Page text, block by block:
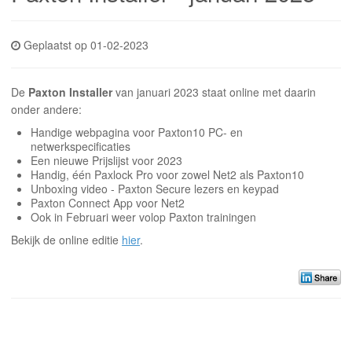
Geplaatst op 01-02-2023
De Paxton Installervan januari 2023 staat online met daarin
onder andere:
Handige webpagina voor Paxton10 PC- en
netwerkspecificaties
Een nieuwe Prijslijst voor 2023
Handig, één Paxlock Pro voor zowel Net2 als Paxton10
Unboxing video - Paxton Secure lezers en keypad
Paxton Connect App voor Net2
Ook in Februari weer volop Paxton trainingen
Bekijk de online editie hier.